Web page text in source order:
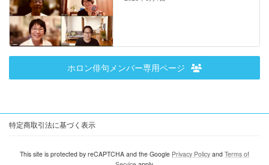
ホロン俳句メンバー専用ページ
特定商取引法に基づく表示
This site is protected by reCAPTCHA and the Google Privacy Policy and Terms of